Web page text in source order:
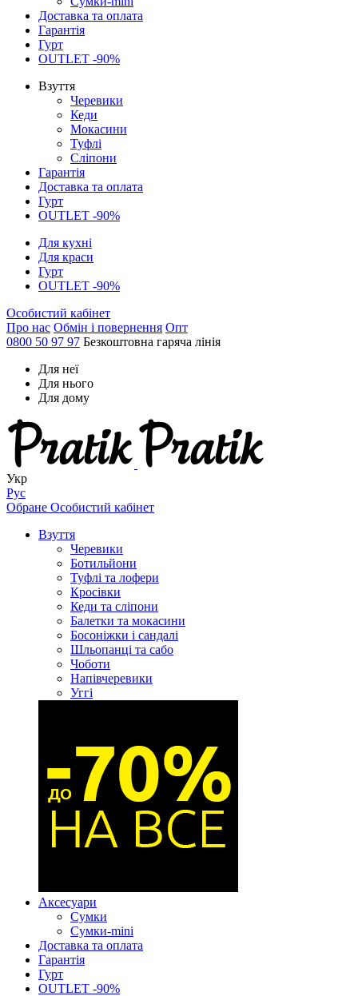
Доставка та оплата
Гарантія
Гурт
OUTLET -90%
Взуття
Черевики
Кеди
Мокасини
Туфлі
Сліпони
Гарантія
Доставка та оплата
Гурт
OUTLET -90%
Для кухні
Для краси
Гурт
OUTLET -90%
Особистий кабінет
Про нас Обмін і повернення Опт
0800 50 97 97 Безкоштовна гаряча лінія
Для неї
Для нього
Для дому
Укр
Рус
Обране Особистий кабінет
Взуття
Черевики
Ботильйони
Туфлі та лофери
Кросівки
Кеди та сліпони
Балетки та мокасини
Босоніжки і сандалі
Шльопанці та сабо
Чоботи
Напівчеревики
Уггі
Аксесуари
Сумки
Сумки-mini
Доставка та оплата
Гарантія
Гурт
OUTLET -90%